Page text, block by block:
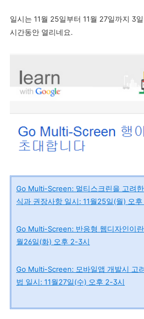
일시는 11월 25일부터 11월 27일까지 3
시간동안 열리네요.
Go Multi-Screen: 멀티스크린을 고려
식과 권장사항 일시: 11월25일(월) 오
Go Multi-Screen: 반응형 웹디자인이
월26일(화) 오후 2-3시
Go Multi-Screen: 모바일앱 개발시 고
법 일시: 11월27일(수) 오후 2-3시